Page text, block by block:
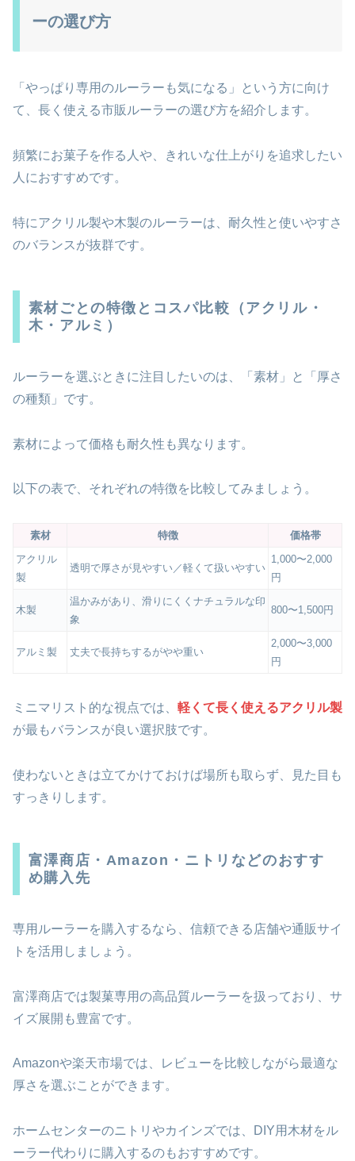
ーの選び方
「やっぱり専用のルーラーも気になる」という方に向け
て、長く使える市販ルーラーの選び方を紹介します。
頻繁にお菓子を作る人や、きれいな仕上がりを追求したい
人におすすめです。
特にアクリル製や木製のルーラーは、耐久性と使いやすさ
のバランスが抜群です。
素材ごとの特徴とコスパ比較（アクリル・
木・アルミ）
ルーラーを選ぶときに注目したいのは、「素材」と「厚さ
の種類」です。
素材によって価格も耐久性も異なります。
以下の表で、それぞれの特徴を比較してみましょう。
素材 特徴
価格帯
アクリル
製
透明で厚さが見やすい／軽くて扱いやすい
1,000〜2,000
円
木製
温かみがあり、滑りにくくナチュラルな印
象
800〜1,500円
アルミ製 丈夫で長持ちするがやや重い
2,000〜3,000
円
ミニマリスト的な視点では、 軽くて長く使えるアクリル製
が最もバランスが良い選択肢です。
使わないときは立てかけておけば場所も取らず、見た目も
すっきりします。
富澤商店・Amazon・ニトリなどのおすす
め購入先
専用ルーラーを購入するなら、信頼できる店舗や通販サイ
トを活用しましょう。
富澤商店では製菓専用の高品質ルーラーを扱っており、サ
イズ展開も豊富です。
Amazonや楽天市場では、レビューを比較しながら最適な
厚さを選ぶことができます。
ホームセンターのニトリやカインズでは、DIY用木材をル
ーラー代わりに購入するのもおすすめです。